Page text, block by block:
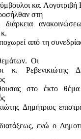
κα. Λογοτριβή
στη
διάρκεια
από τη
Οι
κ. Ρεβενικιώτης
στο έκτο
Δημήτριος
ενώ ο